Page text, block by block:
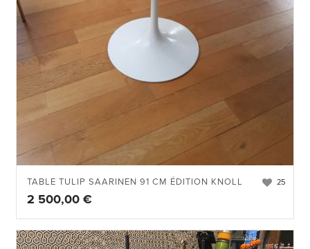
25
TABLE TULIP SAARINEN 91 CM ÉDITION KNOLL
2 500,00 €